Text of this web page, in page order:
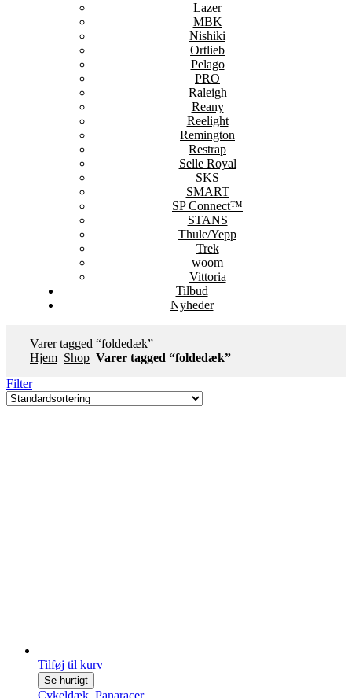
Lazer
MBK
Nishiki
Ortlieb
Pelago
PRO
Raleigh
Reany
Reelight
Remington
Restrap
Selle Royal
SKS
SMART
SP Connect™
STANS
Thule/Yepp
Trek
woom
Vittoria
Tilbud
Nyheder
Varer tagged “foldedæk”
Hjem Shop Varer tagged “foldedæk”
Filter
Tilføj til kurv
Se hurtigt
Cykeldæk Panaracer